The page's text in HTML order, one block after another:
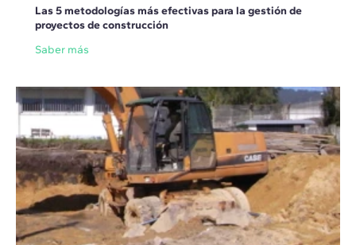
Las 5 metodologías más efectivas para la gestión de
proyectos de construcción
Saber más